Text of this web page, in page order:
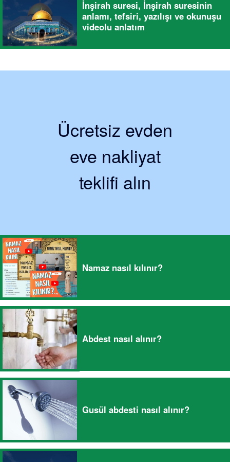
İnşirah suresi, İnşirah suresinin
anlamı, tefsiri, yazılışı ve okunuşu
videolu anlatım
Ücretsiz evden
eve nakliyat
teklifi alın
Namaz nasıl kılınır?
Abdest nasıl alınır?
Gusül abdesti nasıl alınır?